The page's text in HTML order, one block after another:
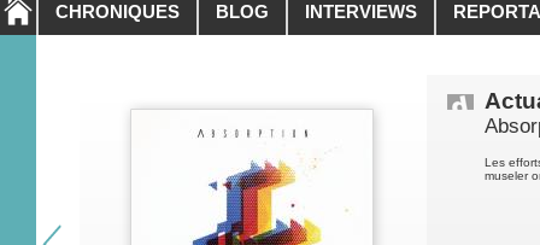
CHRONIQUES BLOG INTERVIEWS
Les
museler